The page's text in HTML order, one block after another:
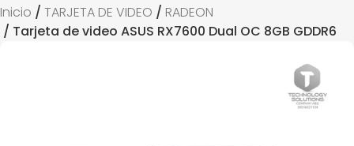
Inicio / TARJETA DE VIDEO / RADEON
/ Tarjeta de video ASUS RX7600 Dual OC 8GB GDDR6